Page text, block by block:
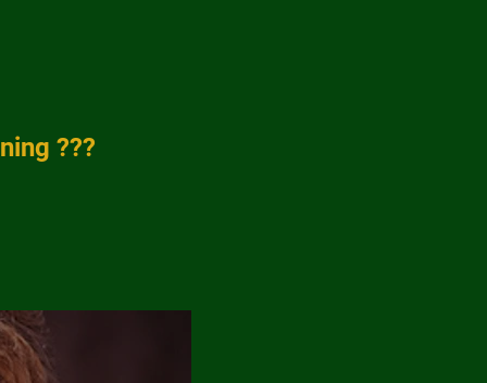
???